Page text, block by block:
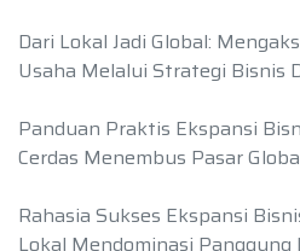
Dari Lokal Jadi Global:
Usaha Melalui Strategi Bisnis
Panduan Praktis Ekspansi
Cerdas Menembus Pasar
Rahasia Sukses Ekspansi
Lokal Mendominasi